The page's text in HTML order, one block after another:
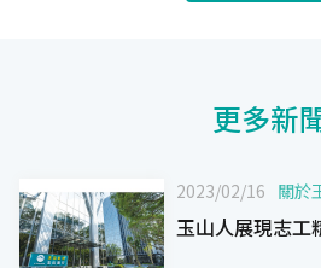
更多新
2023/02/16 關於
玉山人展現志工